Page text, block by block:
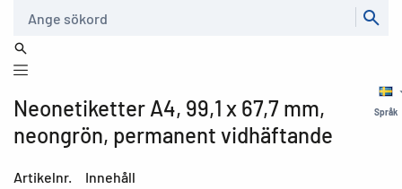
Språk
Neonetiketter A4, 99,1 x 67,7 mm,
neongrön, permanent vidhäftande
Artikelnr.
Innehåll